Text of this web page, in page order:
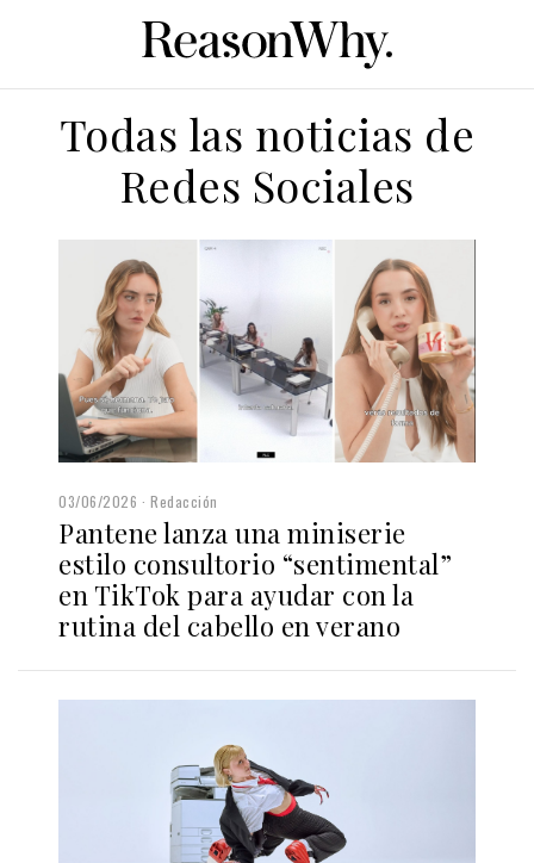
Todas las noticias de
Redes Sociales
03/06/2026 Redacción
Pantene lanza una miniserie
estilo consultorio “sentimental”
en TikTok para ayudar con la
rutina del cabello en verano